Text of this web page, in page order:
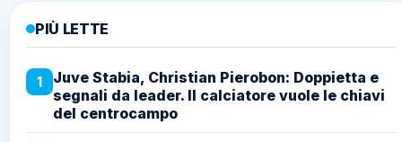
PIÙ LETTE
1
Juve Stabia, Christian Pierobon: Doppietta e
segnali da leader. Il calciatore vuole le chiavi
del centrocampo